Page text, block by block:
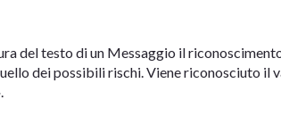
del testo di un Messaggio il
dei possibili rischi. Viene riconosciuto il